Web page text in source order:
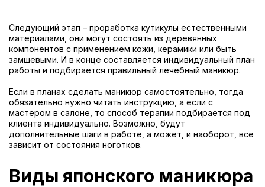
Следующий этап – проработка кутикулы естественными
материалами, они могут состоять из деревянных
компонентов с применением кожи, керамики или быть
замшевыми. И в конце составляется индивидуальный план
работы и подбирается правильный лечебный маникюр.
Если в планах сделать маникюр самостоятельно, тогда
обязательно нужно читать инструкцию, а если с
мастером в салоне, то способ терапии подбирается под
клиента индивидуально. Возможно, будут
дополнительные шаги в работе, а может, и наоборот, все
зависит от состояния ноготков.
Виды японского маникюра